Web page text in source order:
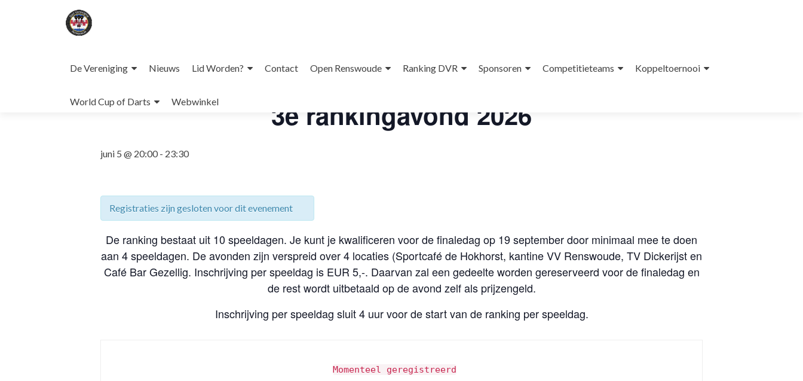
de
De Vereniging Nieuws Lid Worden? Contact Open Renswoude Ranking DVR Sponsoren Competitieteams Koppeltoernooi
World Cup of Darts Webwinkel
Dit evenement is voorbij.
3e rankingavond 2026
juni 5 @ 20:00 - 23:30
Registraties zijn gesloten voor dit evenement
De ranking bestaat uit 10 speeldagen. Je kunt je kwalificeren voor de finaledag op 19 september door minimaal mee te doen
aan 4 speeldagen. De avonden zijn verspreid over 4 locaties (Sportcafé de Hokhorst, kantine VV Renswoude, TV Dickerijst en
Café Bar Gezellig. Inschrijving per speeldag is EUR 5,-. Daarvan zal een gedeelte worden gereserveerd voor de finaledag en
de rest wordt uitbetaald op de avond zelf als prijzengeld.
Inschrijving per speeldag sluit 4 uur voor de start van de ranking per speeldag.
Momenteel geregistreerd